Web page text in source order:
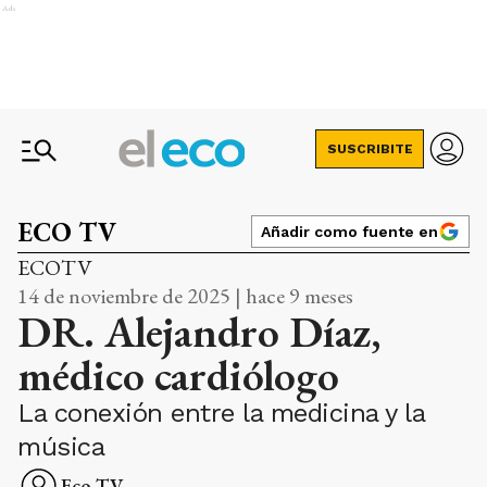
Ads
SUSCRIBITE
ECO TV Añadir como fuente en
ECOTV
14 de noviembre de 2025 | hace 9 meses
DR. Alejandro Díaz,
médico cardiólogo
La conexión entre la medicina y la
música